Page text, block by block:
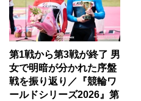
第1戦から第3戦が終了 男
女で明暗が分かれた序盤
戦を振り返り／『競輪ワ
ールドシリーズ2026』第